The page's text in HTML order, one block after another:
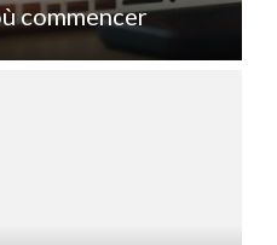
commencer